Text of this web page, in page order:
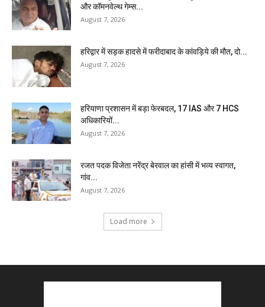
और कॉमनवेल्थ गेम्स...
August 7, 2026
हरिद्वार में सड़क हादसे में फरीदाबाद के कांवड़िये की मौत, दो...
August 7, 2026
हरियाणा प्रशासन में बड़ा फेरबदल, 17 IAS और 7 HCS
अधिकारियों...
August 7, 2026
रजत पदक विजेता नरेंद्र बेरवाल का हांसी में भव्य स्वागत,
गांव...
August 7, 2026
Load more